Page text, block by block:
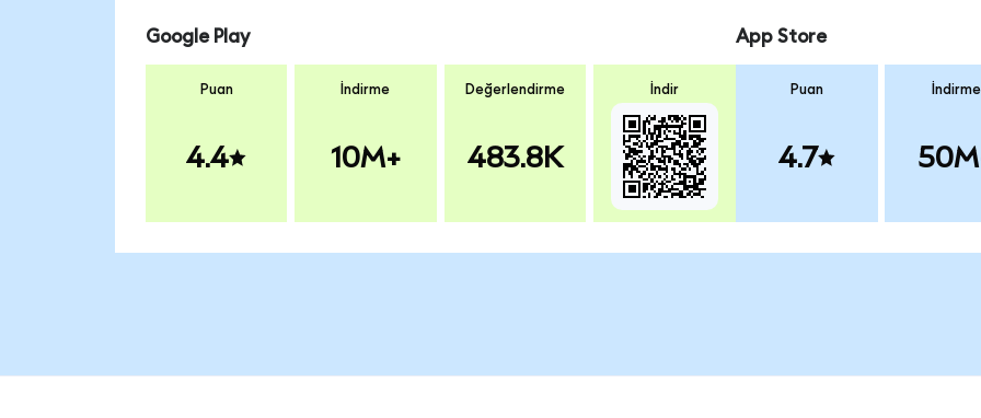
Google Play
Puan
4.4
İndirme
10M+
Değerlendirme
483.8K
İndir
App Store
Puan
4.7
İndirme